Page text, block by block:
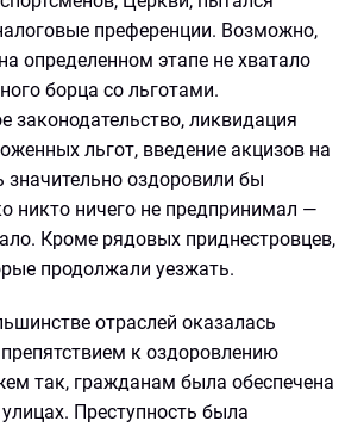
преференции. Возможно,
определенном этапе не хватало
борца со льготами.
законодательство, ликвидация
льгот, введение акцизов на
значительно оздоровили бы
никто ничего не предпринимал —
Кроме рядовых приднестровцев,
продолжали уезжать.
отраслей оказалась
к оздоровлению
так, гражданам была обеспечена
Преступность была